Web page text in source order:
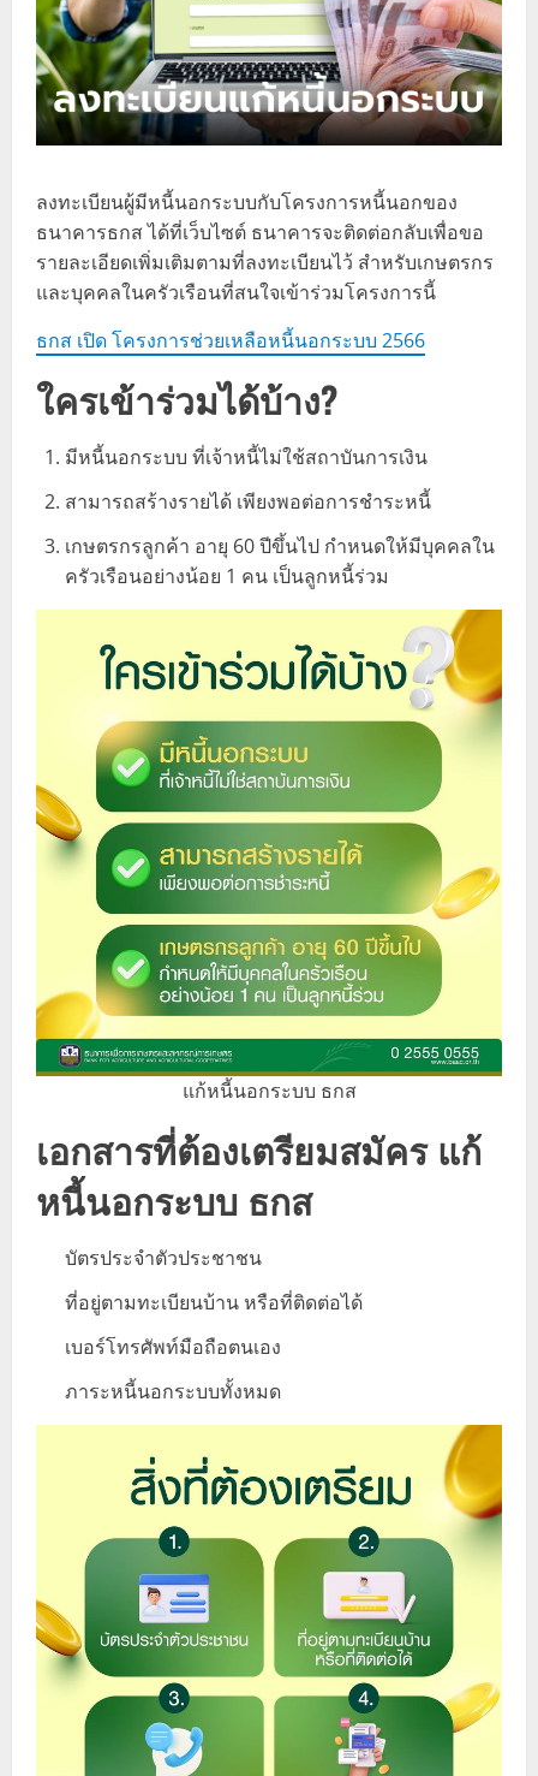
ลงทะเบียนผู้มีหนี้นอกระบบกับโครงการหนี้นอกของ
ธนาคารธกส ได้ที่เว็บไซต์ ธนาคารจะติดต่อกลับเพื่อขอ
รายละเอียดเพิ่มเติมตามที่ลงทะเบียนไว้ สำหรับเกษตรกร
และบุคคลในครัวเรือนที่สนใจเข้าร่วมโครงการนี้
ธกส เปิด โครงการช่วยเหลือหนี้นอกระบบ 2566
ใครเข้าร่วมได้บ้าง?
มีหนี้นอกระบบ ที่เจ้าหนี้ไม่ใช้สถาบันการเงิน
สามารถสร้างรายได้ เพียงพอต่อการชำระหนี้
เกษตรกรลูกค้า อายุ 60 ปีขึ้นไป กำหนดให้มีบุคคลใน
ครัวเรือนอย่างน้อย 1 คน เป็นลูกหนี้ร่วม
แก้หนี้นอกระบบ ธกส
เอกสารที่ต้องเตรียมสมัคร แก้
หนี้นอกระบบ ธกส
บัตรประจำตัวประชาชน
ที่อยู่ตามทะเบียนบ้าน หรือที่ติดต่อได้
เบอร์โทรศัพท์มือถือตนเอง
ภาระหนี้นอกระบบทั้งหมด